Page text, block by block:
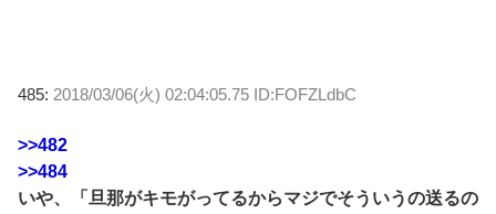
485: 2018/03/06(火) 02:04:05.75 ID:FOFZLdbC
>>482
>>484
いや、「旦那がキモがってるからマジでそういうの送るの